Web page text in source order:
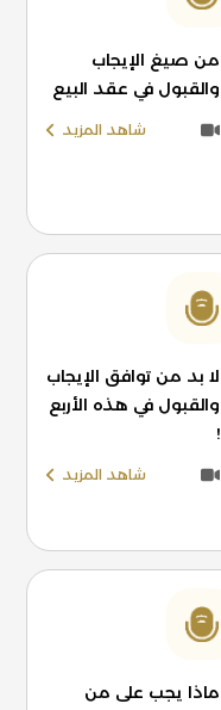
من صيغ الإيجاب
والقبول في عقد البيع
شاهد المزيد
لا بد من توافق الإيجاب
والقبول في هذه الأربع
!
شاهد المزيد
ماذا يجب على من